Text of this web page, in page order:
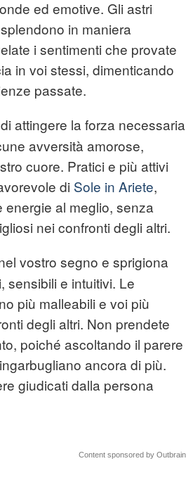
ed emotive. Gli astri
in maniera
i sentimenti che provate
in voi stessi, dimenticando
passate.
attingere la forza necessaria
avversità amorose,
cuore. Pratici e più attivi
di Sole in Ariete,
energie al meglio, senza
nei confronti degli altri.
vostro segno e sprigiona
sensibili e intuitivi. Le
più malleabili e voi più
degli altri. Non prendete
poiché ascoltando il parere
ancora di più.
giudicati dalla persona
Content sponsored by Outbrain